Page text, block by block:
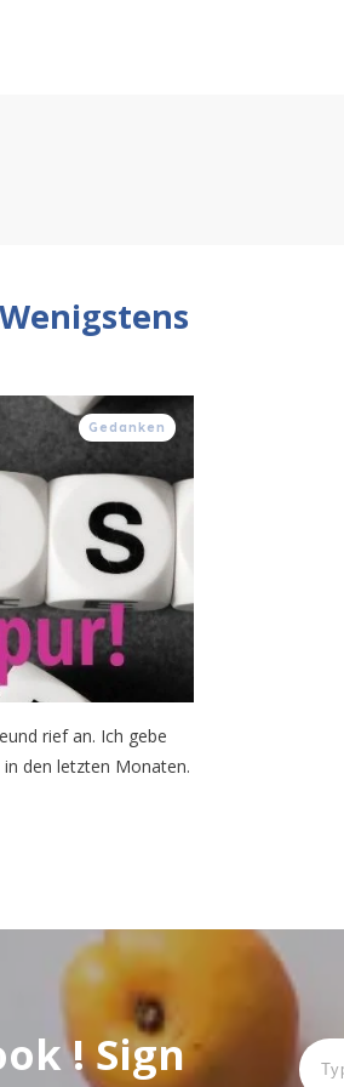
Gedanken
rief an. Ich gebe
den letzten Monaten.
! Sign